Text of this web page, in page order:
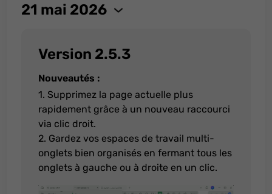
21 mai 2026
Version 2.5.3
Nouveautés :
1. Supprimez la page actuelle plus
rapidement grâce à un nouveau raccourci
via clic droit.
2. Gardez vos espaces de travail multi-
onglets bien organisés en fermant tous les
onglets à gauche ou à droite en un clic.